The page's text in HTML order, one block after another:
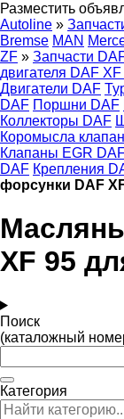
Разместить
Autoline »
Bremse MAN
ZF » Запчасти
двигателя DAF
Двигатели DAF
DAF Поршни DAF
Коллекторы DAF
Коромысла
Клапаны EGR
DAF Крепления
форсунки DAF
XF 95
Поиск
(каталожный
Категория